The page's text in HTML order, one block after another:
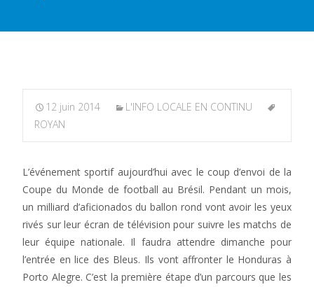
12 juin 2014
L'INFO LOCALE EN CONTINU
ROYAN
L’événement sportif aujourd’hui avec le coup d’envoi de la
Coupe du Monde de football au Brésil. Pendant un mois,
un milliard d’aficionados du ballon rond vont avoir les yeux
rivés sur leur écran de télévision pour suivre les matchs de
leur équipe nationale. Il faudra attendre dimanche pour
l’entrée en lice des Bleus. Ils vont affronter le Honduras à
Porto Alegre. C’est la première étape d’un parcours que les